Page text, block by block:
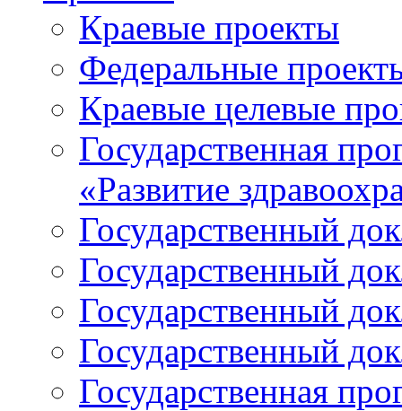
Краевые проекты
Федеральные
Краевые целевые
Государственная
«Развитие
Государственный
Государственный
Государственный
Государственный
Государственная